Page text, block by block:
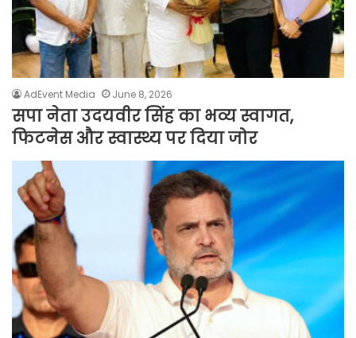
AdEvent Media June 8, 2026
सपा नेता उदयवीर सिंह का भव्य स्वागत,
फिटनेस और स्वास्थ्य पर दिया जोर